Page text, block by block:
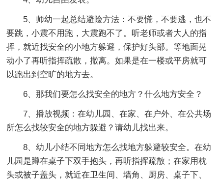
5、师幼一起总结避险方法：不要慌，不要逃，也不
要跳，小震不用跑，大震跑不了。听老师或者大人的指
挥，就近找安全的小地方躲避，保护好头部。等地面晃
动小了再听指挥疏散，撤离。如果是在一楼或平房就可
以跑出到空旷的地方去。
6、那我们要怎么找安全的地方？什么地方安全？
7、播放视频：在幼儿园、在家、在户外、在公共场
所怎么找较安全的地方躲避？请幼儿找出来。
8、幼儿小结不同地方怎么找地方躲避较安全。在幼
儿园是蹲在桌子下双手抱头，再听指挥疏散；在家用枕
头或被子盖头，就近在卫生间、墙角、厨房、桌子下、